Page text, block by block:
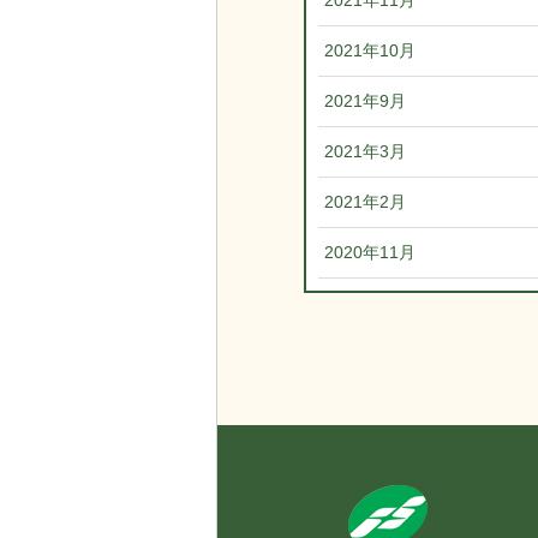
2021年10月
2021年9月
2021年3月
2021年2月
2020年11月